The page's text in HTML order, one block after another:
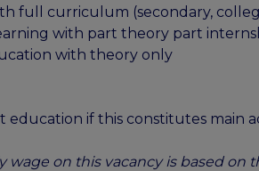
full curriculum (secondary,
with part theory part
with theory only
education if this constitutes main
wage on this vacancy is based on